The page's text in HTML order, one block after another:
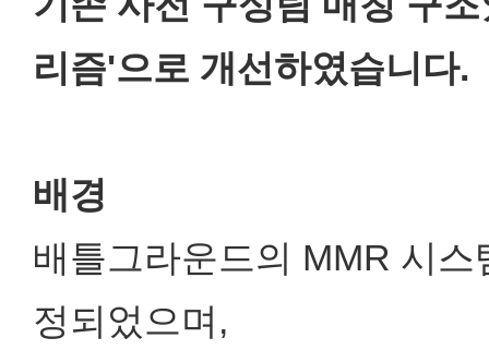
리즘'으로 개선하였습니다.
배경
배틀그라운드의 MMR 시
정되었으며,